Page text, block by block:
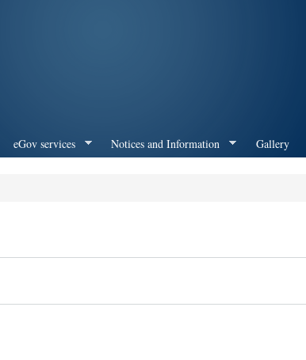
eGov services Notices and Information Gallery